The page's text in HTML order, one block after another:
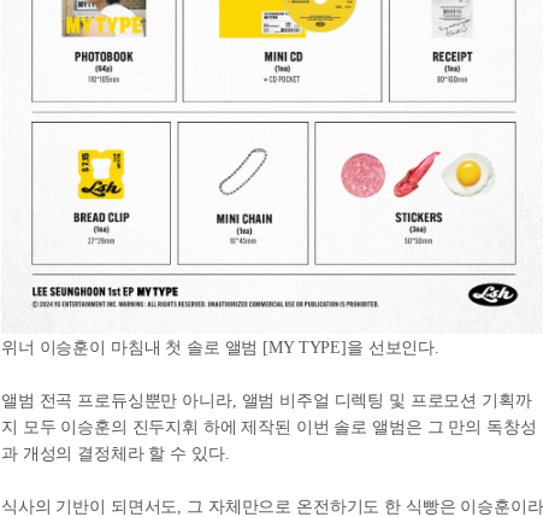
위너 이승훈이 마침내 첫 솔로 앨범 [MY TYPE] 을 선보인다
앨범 전곡 프로듀싱뿐만 아니라, 앨범 비주얼 디렉팅 및 프로모션 기획까
지 모두 이승훈의 진두지휘 하에 제작된 이번 솔로 앨범은 그 만의 독창성
과 개성의 결정체라 할 수 있다.
식사의 기반이 되면서도
그 자체만으로 온전하기도 한 식빵은 이승훈이라